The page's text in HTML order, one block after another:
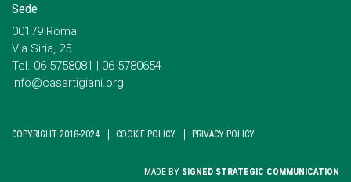
Sede
00179 Roma
Via Siria, 25
Tel. 06-5758081 | 06-5780654
info@casartigiani.org
COPYRIGHT 2018-2024 COOKIE POLICY PRIVACY POLICY
MADE BY SIGNED STRATEGIC COMMUNICATION